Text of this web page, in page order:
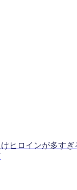
ヒロインが多すぎ